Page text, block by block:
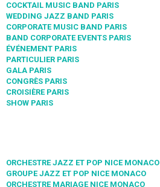
COCKTAIL MUSIC BAND PARIS
WEDDING JAZZ BAND PARIS
CORPORATE MUSIC BAND PARIS
BAND CORPORATE EVENTS PARIS
ÉVÉNEMENT PARIS
PARTICULIER PARIS
GALA PARIS
CONGRÈS PARIS
CROISIÈRE PARIS
SHOW PARIS
ORCHESTRE JAZZ ET POP NICE MONACO
GROUPE JAZZ ET POP NICE MONACO
ORCHESTRE MARIAGE NICE MONACO